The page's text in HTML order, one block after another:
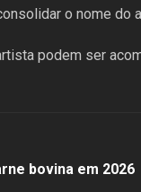
o nome
podem ser
bovina em 2026